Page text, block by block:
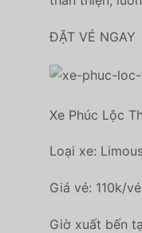
ĐẶT VÉ NGAY
Xe Phúc Lộc
Loại xe:
Giá vé: 110k/
Giờ xuất bến